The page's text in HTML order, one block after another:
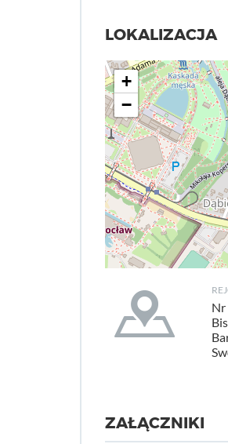
LOKALIZACJA
+
−
Nr
ZAŁĄCZNIKI